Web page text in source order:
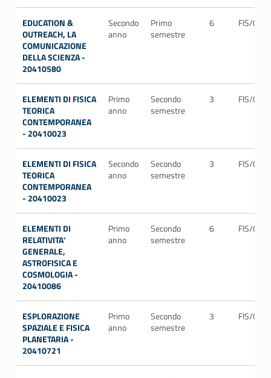
EDUCATION &
OUTREACH, LA
COMUNICAZIONE
DELLA SCIENZA -
20410580
Secondo
anno
Primo
semestre
6 FIS/08
ELEMENTI DI FISICA
TEORICA
CONTEMPORANEA
- 20410023
Primo
anno
Secondo
semestre
3 FIS/02
ELEMENTI DI FISICA
TEORICA
CONTEMPORANEA
- 20410023
Secondo
anno
Secondo
semestre
3 FIS/02
ELEMENTI DI
RELATIVITA'
GENERALE,
ASTROFISICA E
COSMOLOGIA -
20410086
Primo
anno
Secondo
semestre
6 FIS/05
ESPLORAZIONE
SPAZIALE E FISICA
PLANETARIA -
20410721
Primo
anno
Secondo
semestre
3 FIS/06